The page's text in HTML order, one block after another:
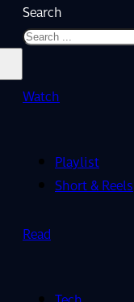
Search
Watch
Playlist
Short & Reels
Read